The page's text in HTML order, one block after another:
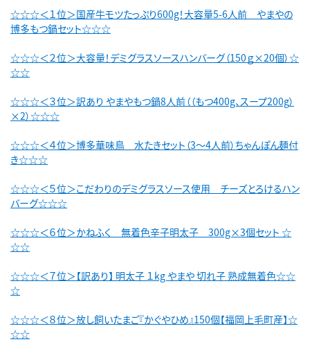
☆☆☆＜１位＞国産牛モツたっぷり600g！大容量5-6人前 やまやの
博多もつ鍋セット☆☆☆
☆☆☆＜２位＞大容量！デミグラスソースハンバーグ（150ｇ×20個）☆
☆☆
☆☆☆＜３位＞訳あり やまやもつ鍋8人前（（もつ400g、スープ200g）
×2）☆☆☆
☆☆☆＜４位＞博多華味鳥 水たきセット（3～4人前）ちゃんぽん麺付
き☆☆☆
☆☆☆＜５位＞こだわりのデミグラスソース使用 チーズとろけるハン
バーグ☆☆☆
☆☆☆＜６位＞かねふく 無着色辛子明太子 300g×3個セット ☆
☆☆
☆☆☆＜７位＞【訳あり】 明太子 １kg やまや 切れ子 熟成無着色☆☆
☆
☆☆☆＜８位＞放し飼いたまご『かぐやひめ』150個【福岡上毛町産】☆
☆☆